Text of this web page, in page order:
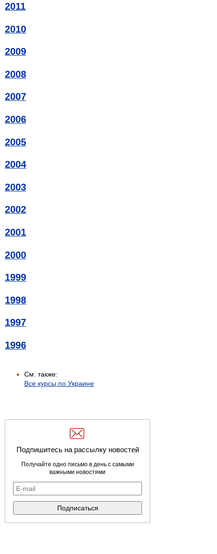
2011
2010
2009
2008
2007
2006
2005
2004
2003
2002
2001
2000
1999
1998
1997
1996
См. также:
Все курсы по Украине
Подпишитесь на рассылку новостей
Получайте одно письмо в день с самыми
важными новостями